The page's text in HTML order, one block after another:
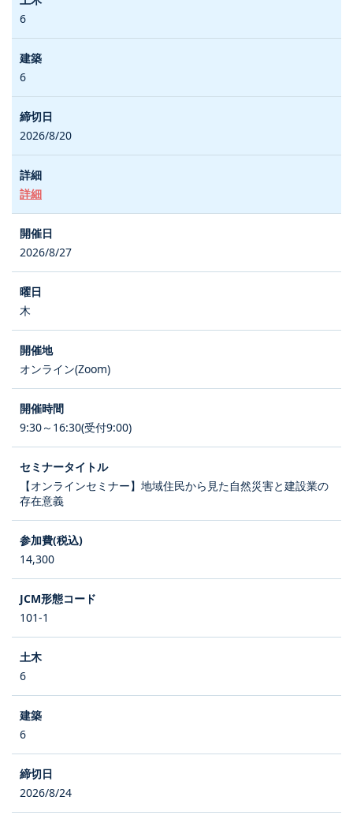
6
6
2026/8/20
詳細
2026/8/27
木
オンライン(Zoom)
9:30～16:30(受付9:00)
【オンラインセミナー】地域住民から見た自然災害と建設業の
存在意義
14,300
101-1
6
6
2026/8/24